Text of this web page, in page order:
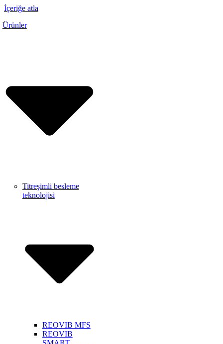
İçeriğe atla
Ürünler
Titreşimli besleme
teknolojisi
REOVIB MFS
REOVIB